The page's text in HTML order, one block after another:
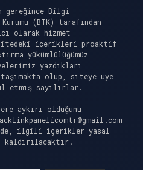
gereğince Bilgi
(BTK) tarafından
olarak hizmet
sitedeki içerikleri proaktif
yükümlülüğümüz
yazdıkları
olup, siteye üye
etmiş sayılırlar.
aykırı olduğunu
ilgili içerikler yasal
kaldırılacaktır.